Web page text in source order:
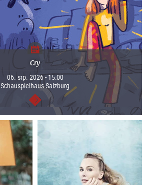
Cry
06. srp. 2026 - 15:00
Schauspielhaus Salzburg
continue